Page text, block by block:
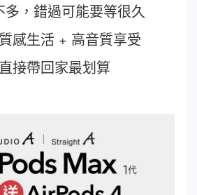
多，錯過可能要等很久
感生活 + 高音質享受
接帶回家最划算